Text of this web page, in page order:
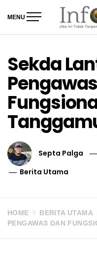
MENU
Sekda
Septa Palga
Berita Utama
HOME BERITA UTAMA
PENGAWAS DAN